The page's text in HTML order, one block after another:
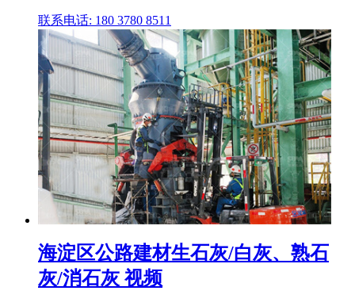
联系电话: 180 3780 8511
海淀区公路建材生石灰/白灰、熟石
灰/消石灰 视频